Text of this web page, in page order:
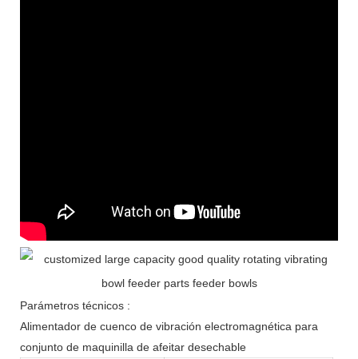
Parámetros técnicos :
Alimentador de cuenco de vibración electromagnética para
conjunto de maquinilla de afeitar desechable